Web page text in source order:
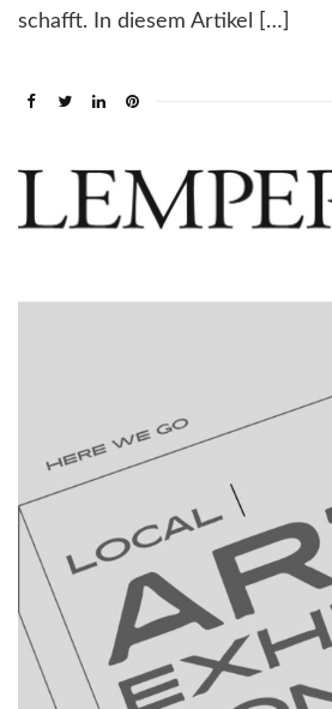
schafft. In diesem Artikel […]